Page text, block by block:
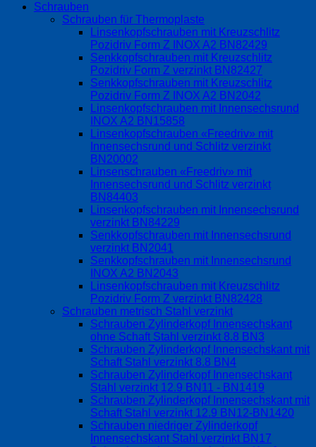
Schrauben
Schrauben für Thermoplaste
Linsenkopfschrauben mit Kreuzschlitz
Pozidriv Form Z INOX A2 BN82429
Senkkopfschrauben mit Kreuzschlitz
Pozidriv Form Z verzinkt BN82427
Senkkopfschrauben mit Kreuzschlitz
Pozidriv Form Z INOX A2 BN2042
Linsenkopfschrauben mit Innensechsrund
INOX A2 BN15858
Linsenkopfschrauben «Freedriv» mit
Innensechsrund und Schlitz verzinkt
BN20002
Linsenschrauben «Freedriv» mit
Innensechsrund und Schlitz verzinkt
BN84403
Linsenkopfschrauben mit Innensechsrund
verzinkt BN84229
Senkkopfschrauben mit Innensechsrund
verzinkt BN2041
Senkkopfschrauben mit Innensechsrund
INOX A2 BN2043
Linsenkopfschrauben mit Kreuzschlitz
Pozidriv Form Z verzinkt BN82428
Schrauben metrisch Stahl verzinkt
Schrauben Zylinderkopf Innensechskant
ohne Schaft Stahl verzinkt 8.8 BN3
Schrauben Zylinderkopf Innensechskant mit
Schaft Stahl verzinkt 8.8 BN4
Schrauben Zylinderkopf Innensechskant
Stahl verzinkt 12.9 BN11 - BN1419
Schrauben Zylinderkopf Innensechskant mit
Schaft Stahl verzinkt 12.9 BN12-BN1420
Schrauben niedriger Zylinderkopf
Innensechskant Stahl verzinkt BN17